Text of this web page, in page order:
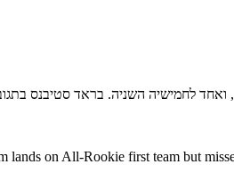
lands on All-Rookie first team but